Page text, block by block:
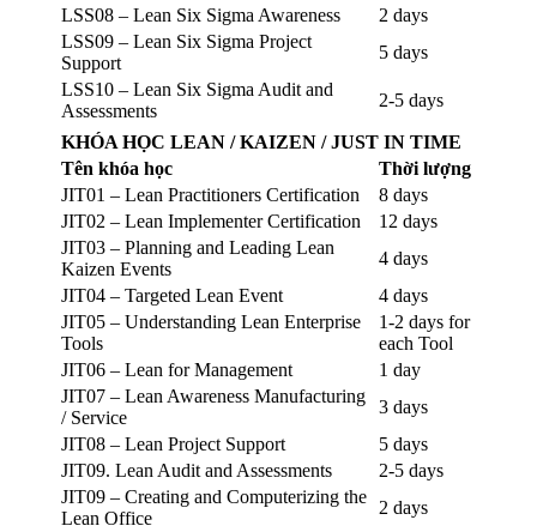
LSS08 – Lean Six Sigma Awareness
2 days
LSS09 – Lean Six Sigma Project
Support
5 days
LSS10 – Lean Six Sigma Audit and
Assessments
2-5 days
KHÓA HỌC LEAN / KAIZEN / JUST IN TIME
Tên khóa học
Thời lượng
JIT01 – Lean Practitioners Certification
8 days
JIT02 – Lean Implementer Certification
12 days
JIT03 – Planning and Leading Lean
Kaizen Events
4 days
JIT04 – Targeted Lean Event
4 days
JIT05 – Understanding Lean Enterprise
Tools
1-2 days for
each Tool
JIT06 – Lean for Management
1 day
JIT07 – Lean Awareness Manufacturing
/ Service
3 days
JIT08 – Lean Project Support
5 days
JIT09. Lean Audit and Assessments
2-5 days
JIT09 – Creating and Computerizing the
Lean Office
2 days